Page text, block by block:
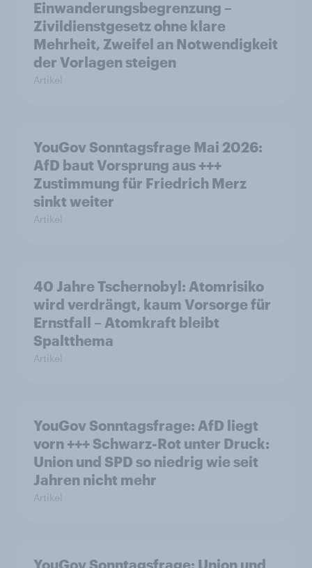
Einwanderungsbegrenzung –
Zivildienstgesetz ohne klare
Mehrheit, Zweifel an Notwendigkeit
der Vorlagen steigen
Artikel
YouGov Sonntagsfrage Mai 2026:
AfD baut Vorsprung aus +++
Zustimmung für Friedrich Merz
sinkt weiter
Artikel
40 Jahre Tschernobyl: Atomrisiko
wird verdrängt, kaum Vorsorge für
Ernstfall – Atomkraft bleibt
Spaltthema
Artikel
YouGov Sonntagsfrage: AfD liegt
vorn +++ Schwarz-Rot unter Druck:
Union und SPD so niedrig wie seit
Jahren nicht mehr
Artikel
YouGov Sonntagsfrage: Union und